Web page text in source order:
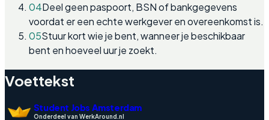
04Deel geen paspoort, BSN of bankgegevens
voordat er een echte werkgever en overeenkomst is.
05Stuur kort wie je bent, wanneer je beschikbaar
bent en hoeveel uur je zoekt.
Voettekst
Student Jobs Amsterdam
Onderdeel van WerkAround.nl